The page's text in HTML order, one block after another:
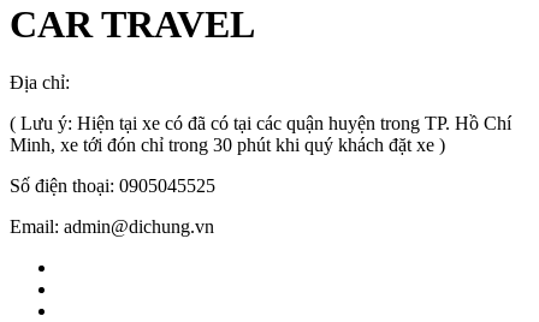
CAR TRAVEL
Địa chỉ:
( Lưu ý: Hiện tại xe có đã có tại các quận huyện trong TP. Hồ Chí
Minh, xe tới đón chỉ trong 30 phút khi quý khách đặt xe )
Số điện thoại: 0905045525
Email: admin@dichung.vn